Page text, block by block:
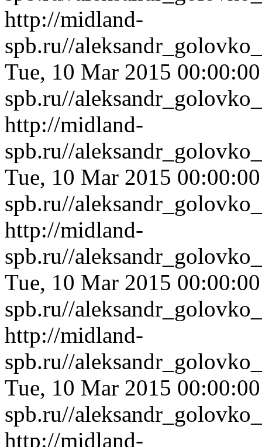
http://midland-
spb.ru//
Tue, 10 Mar 2015
spb.ru//
http://midland-
spb.ru//
Tue, 10 Mar 2015
spb.ru//
http://midland-
spb.ru//
Tue, 10 Mar 2015
spb.ru//
http://midland-
spb.ru//
Tue, 10 Mar 2015
spb.ru//
http://midland-